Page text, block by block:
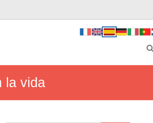
la vida